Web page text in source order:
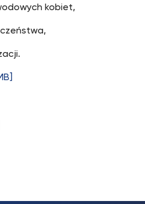
kobiet,